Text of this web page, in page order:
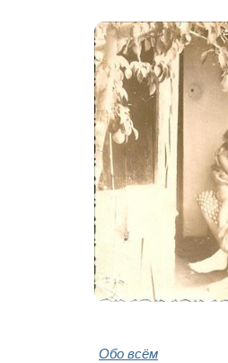
Обо всём